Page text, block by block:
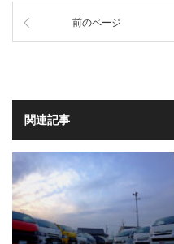
前のページ
関連記事